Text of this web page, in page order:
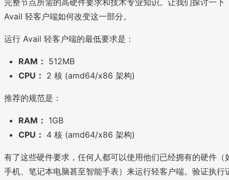
完整节点所需的高硬件要求和技术专业知识。让我们探讨一下
Avail 轻客户端如何改变这一部分。
运行 Avail 轻客户端的最低要求是：
RAM： 512MB
CPU： 2 核 (amd64/x86 架构)
推荐的规范是：
RAM： 1GB
CPU： 4 核 (amd64/x86 架构)
有了这些硬件要求，任何人都可以使用他们已经拥有的硬件（
手机、笔记本电脑甚至智能手表）来运行轻客户端。验证执行